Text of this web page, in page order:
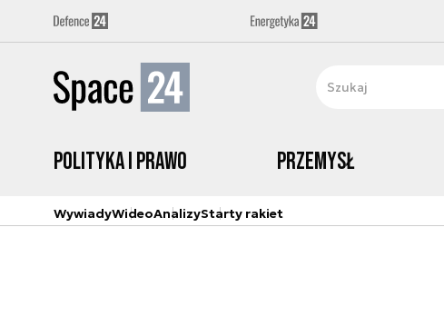
Polityka i prawo Przemysł
WywiadyWideoAnalizyStarty rakiet